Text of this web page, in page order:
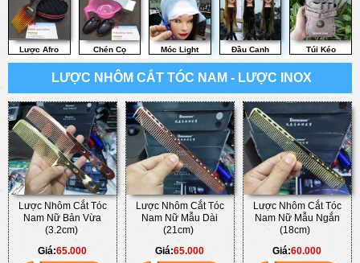
Lược Afro Chén Cọ Móc Light Đầu Canh Túi Kéo
LƯỢC NHÔM CẮT TÓC NAM - LƯỢC INOX
Lược Nhôm Cắt Tóc
Nam Nữ Bản Vừa
(3.2cm)
Giá:65.000
Lược Nhôm Cắt Tóc
Nam Nữ Mẫu Dài
(21cm)
Giá:65.000
Lược Nhôm Cắt Tóc
Nam Nữ Mẫu Ngắn
(18cm)
Giá:60.000